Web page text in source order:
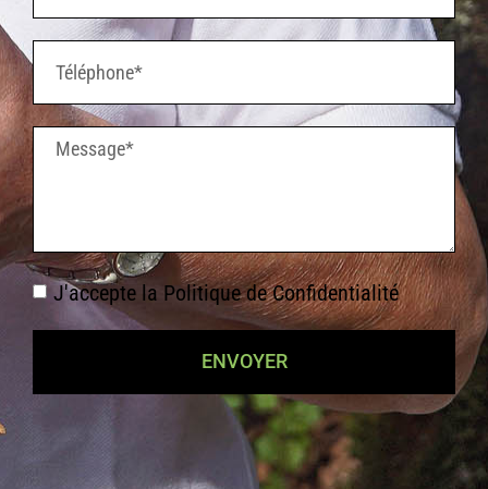
J'accepte laPolitique de Confidentialité
ENVOYER